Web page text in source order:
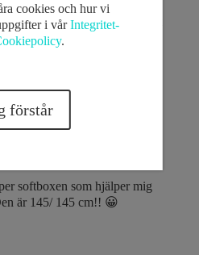
var också med samma softbox
bilderna, fotade även en
softboxen som hjälper mig
är 145/ 145 cm!! 😀
cookies och hur vi
i vårIntegritet-
.
förstår